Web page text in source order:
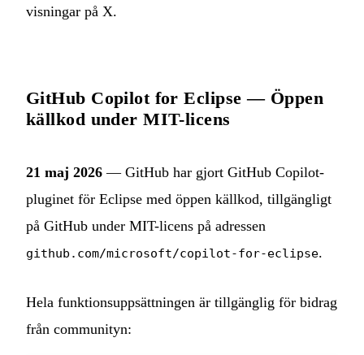
visningar på X.
GitHub Copilot for Eclipse — Öppen
källkod under MIT-licens
21 maj 2026 — GitHub har gjort GitHub Copilot-
pluginet för Eclipse med öppen källkod, tillgängligt
på GitHub under MIT-licens på adressen
github.com/microsoft/copilot-for-eclipse.
Hela funktionsuppsättningen är tillgänglig för bidrag
från communityn: